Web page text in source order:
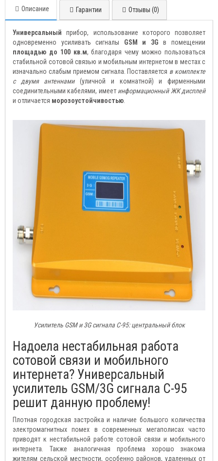
Описание Гарантии Отзывы (0)
Универсальный прибор, использование которого позволяет
одновременно усиливать сигналы GSM и 3G в помещении
площадью до 100 кв.м, благодаря чему можно пользоваться
стабильной сотовой связью и мобильным интернетом в местах с
изначально слабым приемом сигнала. Поставляется в комплекте
с двумя антеннами(уличной и комнатной) и фирменными
соединительными кабелями, имеет информационный ЖК дисплей
и отличается морозоустойчивостью
Усилитель GSM и 3G сигнала C-95: центральный блок
Надоела нестабильная работа
сотовой связи и мобильного
интернета? Универсальный
усилитель GSM/3G сигнала C-95
решит данную проблему!
Плотная городская застройка и наличие большого количества
электромагнитных помех в современных мегаполисах часто
приводят к нестабильной работе сотовой связи и мобильного
интернета. Также аналогичная проблема хорошо знакома
жителям сельской местности, особенно районов, удаленных от